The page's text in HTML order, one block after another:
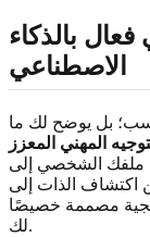
بالذكاء
الاصطناعي
بل يوضح لك ما
المهني المعزز
ملفك الشخصي إلى
اكتشاف الذات إلى
مصممة خصيصًا
لك.